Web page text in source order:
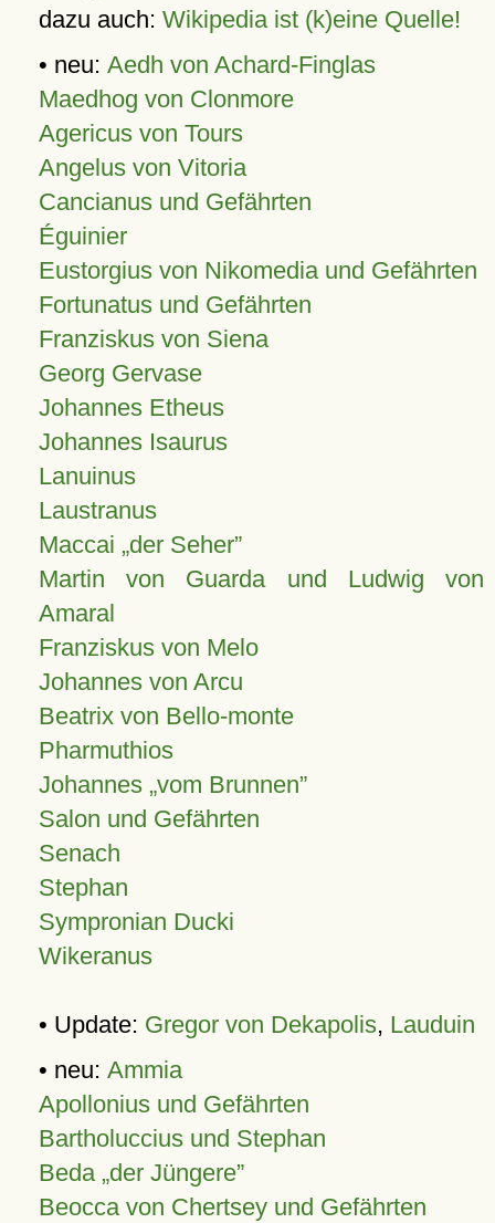
dazu auch: Wikipedia ist (k)eine Quelle!
• neu: Aedh von Achard-Finglas
Maedhog von Clonmore
Agericus von Tours
Angelus von Vitoria
Cancianus und Gefährten
Éguinier
Eustorgius von Nikomedia und Gefährten
Fortunatus und Gefährten
Franziskus von Siena
Georg Gervase
Johannes Etheus
Johannes Isaurus
Lanuinus
Laustranus
Maccai „der Seher”
Martin von Guarda und Ludwig von
Amaral
Franziskus von Melo
Johannes von Arcu
Beatrix von Bello-monte
Pharmuthios
Johannes vom Brunnen
Salon und Gefährten
Senach
Stephan
Sympronian Ducki
Wikeranus
• Update: Gregor von Dekapolis, Lauduin
• neu: Ammia
Apollonius und Gefährten
Bartholuccius und Stephan
Beda „der Jüngere”
Beocca von Chertsey und Gefährten